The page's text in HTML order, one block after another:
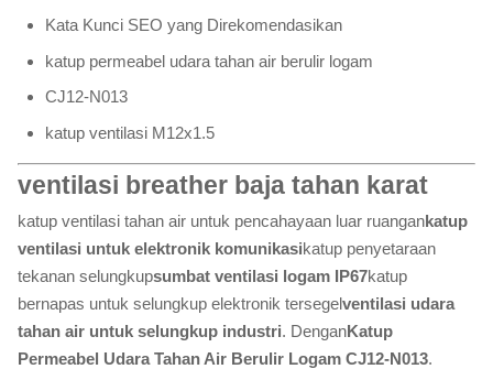
Kata Kunci SEO yang Direkomendasikan
katup permeabel udara tahan air berulir logam
CJ12-N013
katup ventilasi M12x1.5
ventilasi breather baja tahan karat
katup ventilasi tahan air untuk pencahayaan luar ruangankatup
ventilasi untuk elektronik komunikasikatup penyetaraan
tekanan selungkupsumbat ventilasi logam IP67katup
bernapas untuk selungkup elektronik tersegelventilasi udara
tahan air untuk selungkup industri. DenganKatup
Permeabel Udara Tahan Air Berulir Logam CJ12-N013.